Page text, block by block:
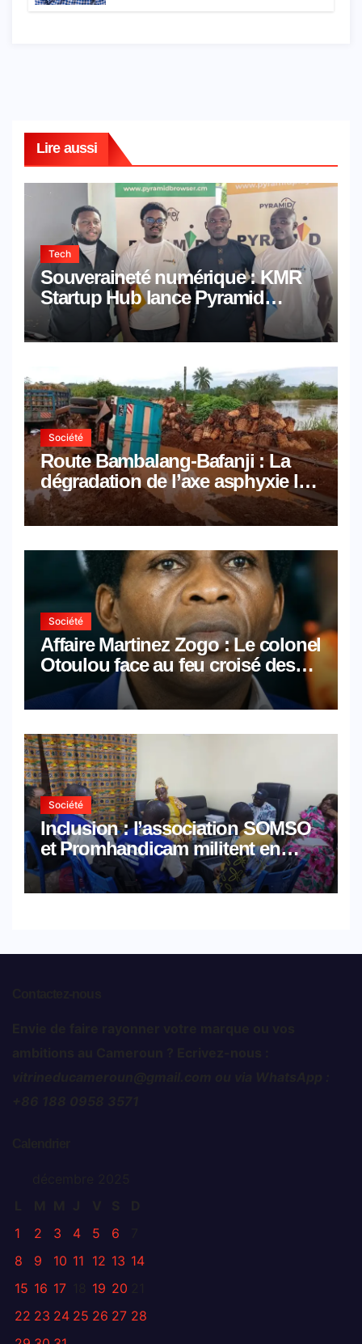
Lire aussi
Tech
Souveraineté numérique : KMR
Startup Hub lance Pyramid
Browser et Pyramid Mail, deux
solutions numériques made in
Société
Route Bambalang-Bafanji : La
dégradation de l’axe asphyxie les
activités économiques
Société
Affaire Martinez Zogo : Le colonel
Otoulou face au feu croisé des
avocats de la défense
Société
Inclusion : l’association SOMSO
et Promhandicam militent en
faveur d’une réforme des
formations en hôtellerie-
1
2 3 4 5 6
8
9 10 11 12 13 14
15 16 17 19 20
22 23 24 25 26 27 28